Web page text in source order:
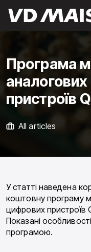
Програма
пристроїв
All articles
У статті наведена
коштовну програму
цифрових пристроїв
Показані
програмою.